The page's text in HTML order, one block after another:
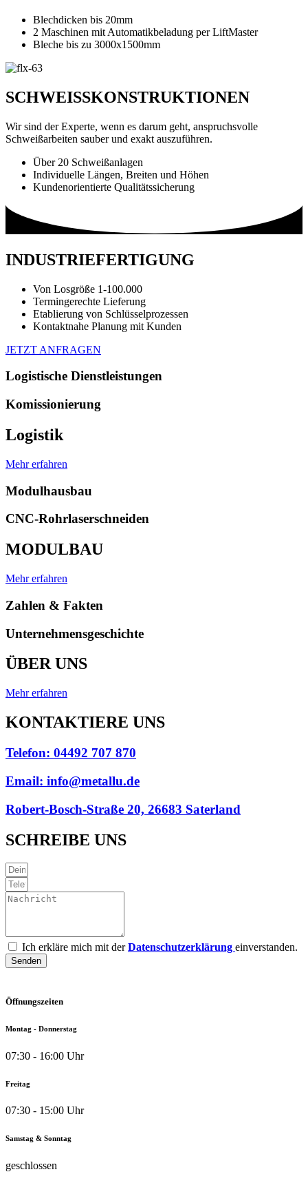
Blechdicken bis 20mm
2 Maschinen mit Automatikbeladung per LiftMaster
Bleche bis zu 3000x1500mm
SCHWEISSKONSTRUKTIONEN
Wir sind der Experte, wenn es darum geht, anspruchsvolle
Schweißarbeiten sauber und exakt auszuführen.
Über 20 Schweißanlagen
Individuelle Längen, Breiten und Höhen
Kundenorientierte Qualitätssicherung
INDUSTRIEFERTIGUNG
Von Losgröße 1-100.000
Termingerechte Lieferung
Etablierung von Schlüsselprozessen
Kontaktnahe Planung mit Kunden
JETZT ANFRAGEN
Logistische Dienstleistungen
Komissionierung
Logistik
Mehr erfahren
Modulhausbau
CNC-Rohrlaserschneiden
MODULBAU
Mehr erfahren
Zahlen & Fakten
Unternehmensgeschichte
ÜBER UNS
Mehr erfahren
KONTAKTIERE UNS
Telefon: 04492 707 870
Email: info@metallu.de
Robert-Bosch-Straße 20, 26683 Saterland
SCHREIBE UNS
Ich erkläre mich mit derDatenschutzerklärung einverstanden.
Senden
Öffnungszeiten
Montag - Donnerstag
07:30 - 16:00 Uhr
Freitag
07:30 - 15:00 Uhr
Samstag & Sonntag
geschlossen